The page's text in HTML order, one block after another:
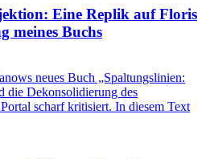
Eine Replik auf Floris
meines Buchs
neues Buch „Spaltungslinien:
die Dekonsolidierung des
scharf kritisiert. In diesem Text